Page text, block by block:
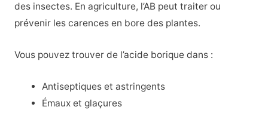
des insectes. En agriculture, l’AB peut traiter ou
prévenir les carences en bore des plantes.
Vous pouvez trouver de l’acide borique dans :
Antiseptiques et astringents
Émaux et glaçures